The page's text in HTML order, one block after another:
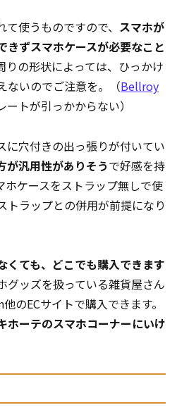
使うものですので、 スマホが
きずスマホケースが必要なこと
りの形状によっては、ひっかけ
ないのでご注意を。（Bellroy
ートが引っかからない）
に穴付きの出っ張りが付いてい
が汎用性がありそうで好感を持
ホケースをストラップ無しで使
トラップとの併用が前提になり
ても、どこでも購入できます
グッズを扱っている雑貨屋さん
のECサイトで購入できます。
ホーテのスマホコーナーにいけ